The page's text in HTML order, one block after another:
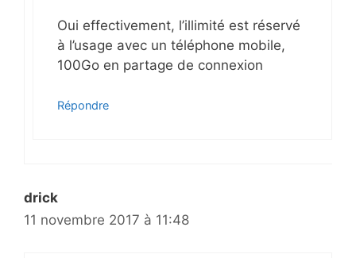
Oui effectivement, l’illimité est réservé
à l’usage avec un téléphone mobile,
100Go en partage de connexion
Répondre
drick
11 novembre 2017 à 11:48